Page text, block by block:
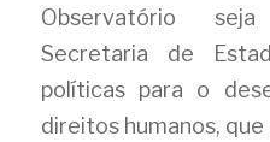
Observatório
Secretaria de
políticas para o
direitos humanos,